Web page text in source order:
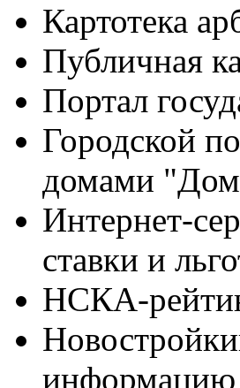
Картотека
Публичная
Портал
Городской
домами
Интернет-
ставки и
НСКА-
информацию